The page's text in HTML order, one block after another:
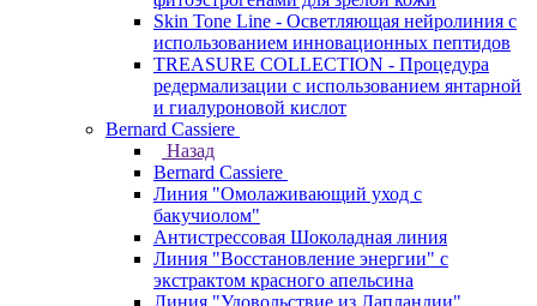
Skin Tone Line - Осветляющая нейролиния с
использованием инновационных пептидов
TREASURE COLLECTION - Процедура
редермализации с использованием янтарной
и гиалуроновой кислот
Bernard Cassiere
Назад
Bernard Cassiere
Линия "Омолаживающий уход с
бакучиолом"
Антистрессовая Шоколадная линия
Линия "Восстановление энергии" с
экстрактом красного апельсина
Линия "Удовольствие из Лапландии"